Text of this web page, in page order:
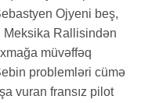
Ojyeni beş,
Meksika Rallisindən
müvəffəq
problemləri cümə
vuran fransız pilot